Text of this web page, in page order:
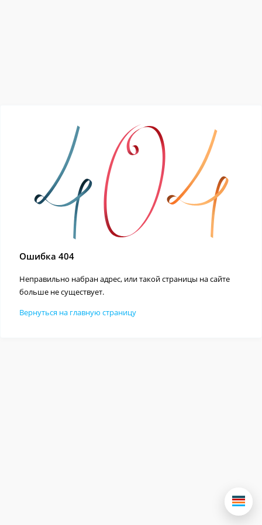
Ошибка 404
Неправильно набран адрес, или такой страницы на сайте
больше не существует.
Вернуться на главную страницу